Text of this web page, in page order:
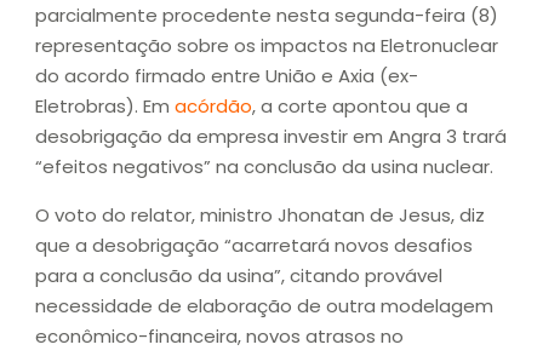
parcialmente procedente nesta segunda-feira (8)
representação sobre os impactos na Eletronuclear
do acordo firmado entre União e Axia (ex-
Eletrobras). Em acórdão, a corte apontou que a
desobrigação da empresa investir em Angra 3 trará
“efeitos negativos” na conclusão da usina nuclear.
O voto do relator, ministro Jhonatan de Jesus, diz
que a desobrigação “acarretará novos desafios
para a conclusão da usina”, citando provável
necessidade de elaboração de outra modelagem
econômico-financeira, novos atrasos no